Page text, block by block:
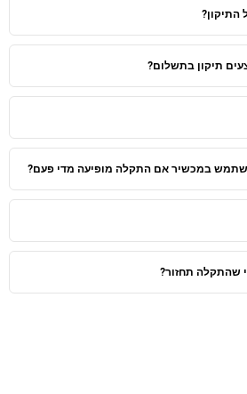
תיקון בתשלום?
במכשיר אם התקלה מופיעה מדי פעם?
שהתקלה תחזור?